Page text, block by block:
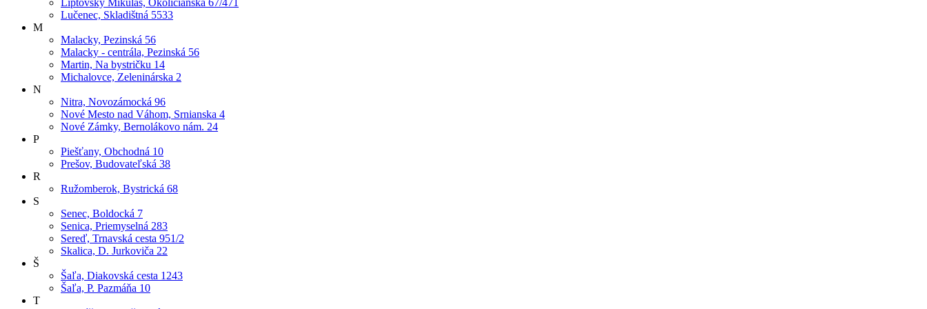
Lučenec, Skladištná 5533
M
Malacky, Pezinská 56
Malacky - centrála, Pezinská 56
Martin, Na bystričku 14
Michalovce, Zeleninárska 2
N
Nitra, Novozámocká 96
Nové Mesto nad Váhom, Srnianska 4
Nové Zámky, Bernolákovo nám. 24
P
Piešťany, Obchodná 10
Prešov, Budovateľská 38
R
Ružomberok, Bystrická 68
S
Senec, Boldocká 7
Senica, Priemyselná 283
Sereď, Trnavská cesta 951/2
Skalica, D. Jurkoviča 22
Š
Šaľa, Diakovská cesta 1243
Šaľa, P. Pazmáňa 10
T